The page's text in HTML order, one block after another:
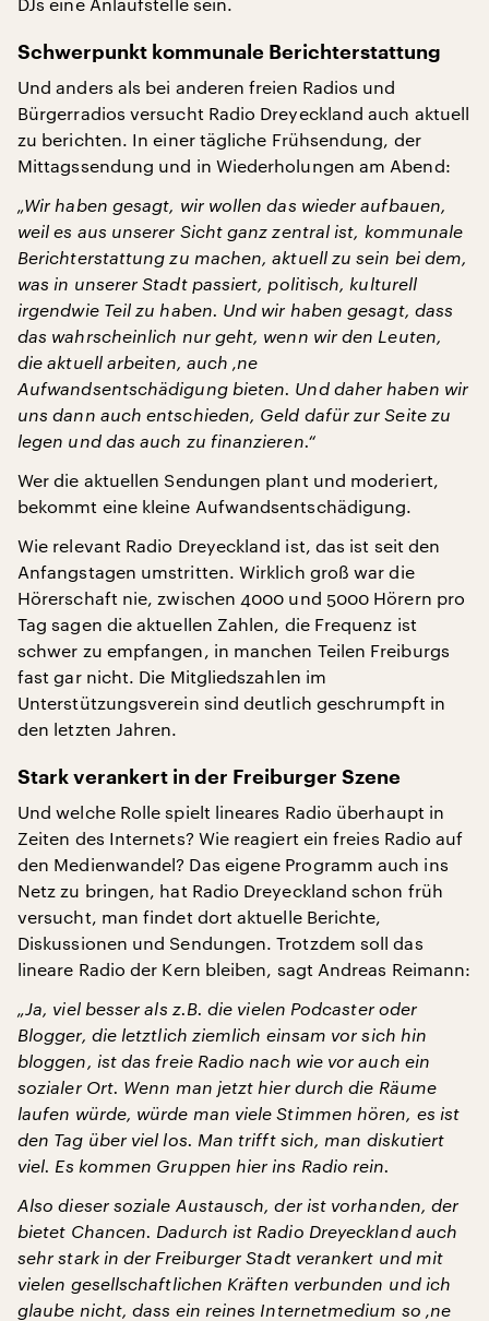
Schwerpunkt kommunale Berichterstattung
Und anders als bei anderen freien Radios und
Bürgerradios versucht Radio Dreyeckland auch aktuell
zu berichten. In einer tägliche Frühsendung, der
Mittagssendung und in Wiederholungen am Abend:
„Wir haben gesagt, wir wollen das wieder aufbauen,
weil es aus unserer Sicht ganz zentral ist, kommunale
Berichterstattung zu machen, aktuell zu sein bei dem,
was in unserer Stadt passiert, politisch, kulturell
irgendwie Teil zu haben. Und wir haben gesagt, dass
das wahrscheinlich nur geht, wenn wir den Leuten,
die aktuell arbeiten, auch ‚ne
Aufwandsentschädigung bieten. Und daher haben wir
uns dann auch entschieden, Geld dafür zur Seite zu
legen und das auch zu finanzieren.“
Wer die aktuellen Sendungen plant und moderiert,
bekommt eine kleine Aufwandsentschädigung.
Wie relevant Radio Dreyeckland ist, das ist seit den
Anfangstagen umstritten. Wirklich groß war die
Hörerschaft nie, zwischen 4000 und 5000 Hörern pro
Tag sagen die aktuellen Zahlen, die Frequenz ist
schwer zu empfangen, in manchen Teilen Freiburgs
fast gar nicht. Die Mitgliedszahlen im
Unterstützungsverein sind deutlich geschrumpft in
den letzten Jahren.
Stark verankert in der Freiburger Szene
Und welche Rolle spielt lineares Radio überhaupt in
Zeiten des Internets? Wie reagiert ein freies Radio auf
den Medienwandel? Das eigene Programm auch ins
Netz zu bringen, hat Radio Dreyeckland schon früh
versucht, man findet dort aktuelle Berichte,
Diskussionen und Sendungen. Trotzdem soll das
lineare Radio der Kern bleiben, sagt Andreas Reimann:
„Ja, viel besser als z.B. die vielen Podcaster oder
Blogger, die letztlich ziemlich einsam vor sich hin
bloggen, ist das freie Radio nach wie vor auch ein
sozialer Ort. Wenn man jetzt hier durch die Räume
laufen würde, würde man viele Stimmen hören, es ist
den Tag über viel los. Man trifft sich, man diskutiert
viel. Es kommen Gruppen hier ins Radio rein.
Also dieser soziale Austausch, der ist vorhanden, der
bietet Chancen. Dadurch ist Radio Dreyeckland auch
sehr stark in der Freiburger Stadt verankert und mit
vielen gesellschaftlichen Kräften verbunden und ich
glaube nicht, dass ein reines Internetmedium so ‚ne